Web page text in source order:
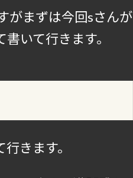
がまずは今回sさんが
いて行きます。
きます。